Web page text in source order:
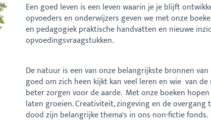
Een goed leven is een leven waarin je je blijft
opvoeders en onderwijzers geven we met onze
en pedagogiek praktische handvatten en nieuwe
opvoedingsvraagstukken.
De natuur is een van onze belangrijkste bronnen
goed om zich heen kijkt kan veel leren en wie van
beter zorgen voor de aarde. Met onze boeken
laten groeien. Creativiteit, zingeving en de overgang
dood zijn belangrijke thema's in ons non-fictie fonds.